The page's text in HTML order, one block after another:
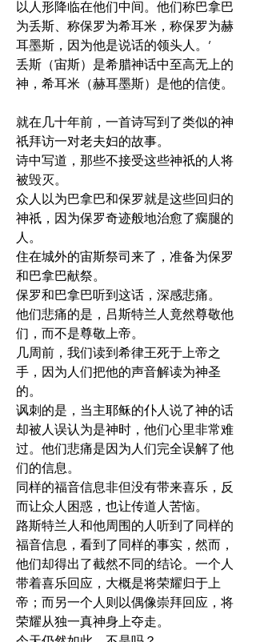
以人形降临在他们中间。他们称巴拿巴
为丢斯、称保罗为希耳米，称保罗为赫
耳墨斯，因为他是说话的领头人。’
丢斯（宙斯）是希腊神话中至高无上的
神，希耳米（赫耳墨斯）是他的信使。
就在几十年前，一首诗写到了类似的神
祇拜访一对老夫妇的故事。
诗中写道，那些不接受这些神祇的人将
被毁灭。
众人以为巴拿巴和保罗就是这些回归的
神祇，因为保罗奇迹般地治愈了瘸腿的
人。
住在城外的宙斯祭司来了，准备为保罗
和巴拿巴献祭。
保罗和巴拿巴听到这话，深感悲痛。
他们悲痛的是，吕斯特兰人竟然尊敬他
们，而不是尊敬上帝。
几周前，我们读到希律王死于上帝之
手，因为人们把他的声音解读为神圣
的。
讽刺的是，当主耶稣的仆人说了神的话
却被人误认为是神时，他们心里非常难
过。他们悲痛是因为人们完全误解了他
们的信息。
同样的福音信息非但没有带来喜乐，反
而让众人困惑，也让传道人苦恼。
路斯特兰人和他周围的人听到了同样的
福音信息，看到了同样的事实，然而，
他们却得出了截然不同的结论。一个人
带着喜乐回应，大概是将荣耀归于上
帝；而另一个人则以偶像崇拜回应，将
荣耀从独一真神身上夺走。